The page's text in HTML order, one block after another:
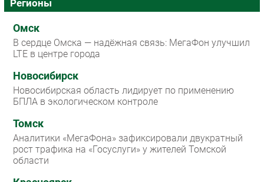
Регионы
Омск
В сердце Омска — надёжная связь: МегаФон улучшил
LTE в центре города
Новосибирск
Новосибирская область лидирует по применению
БПЛА в экологическом контроле
Томск
Аналитики «МегаФона» зафиксировали двукратный
рост трафика на «Госуслуги» у жителей Томской
области